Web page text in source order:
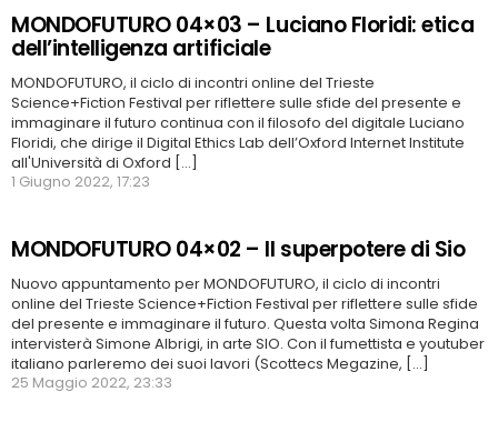
MONDOFUTURO 04×03 – Luciano Floridi: etica
dell’intelligenza artificiale
MONDOFUTURO, il ciclo di incontri online del Trieste
Science+Fiction Festival per riflettere sulle sfide del presente e
immaginare il futuro continua con il filosofo del digitale Luciano
Floridi, che dirige il Digital Ethics Lab dell’Oxford Internet Institute
all'Università di Oxford [...]
1 Giugno 2022, 17:23
MONDOFUTURO 04×02 – Il superpotere di Sio
Nuovo appuntamento per MONDOFUTURO, il ciclo di incontri
online del Trieste Science+Fiction Festival per riflettere sulle sfide
del presente e immaginare il futuro. Questa volta Simona Regina
intervisterà Simone Albrigi, in arte SIO. Con il fumettista e youtuber
italiano parleremo dei suoi lavori (Scottecs Megazine, [...]
25 Maggio 2022, 23:33